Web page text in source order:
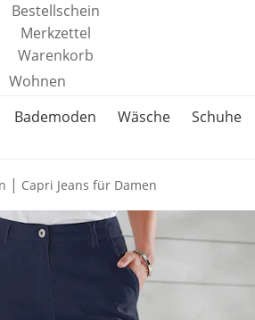
Bestellschein
Merkzettel
Warenkorb
Wohnen
Bademoden Wäsche Schuhe
| Capri Jeans für Damen